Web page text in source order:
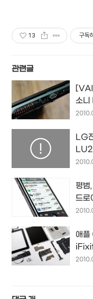
13 구독
관련글
소
LG
평범
드
애플